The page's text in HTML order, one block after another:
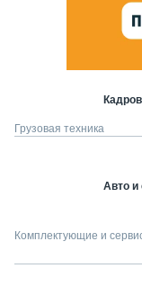
Грузовая техника
Авто и
Комплектующие и